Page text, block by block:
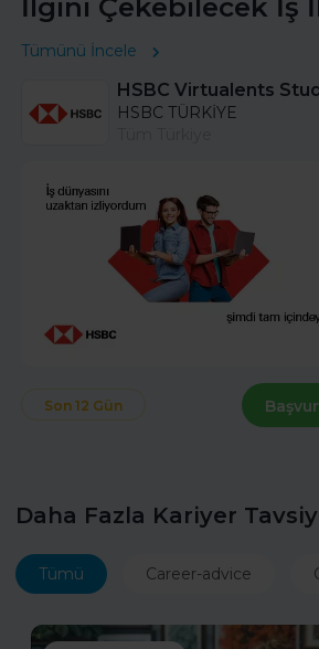
Tümünü İncele
HSBC TÜRKİYE
Son 12 Gün Başvur
Daha Fazla Kariyer
Tümü Career-advice